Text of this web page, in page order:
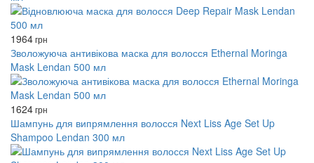
1964грн
Зволожуюча антивікова маска для волосся Ethernal Moringa
Mask Lendan 500 мл
1624грн
Шампунь для випрямлення волосся Next Liss Age Set Up
Shampoo Lendan 300 мл